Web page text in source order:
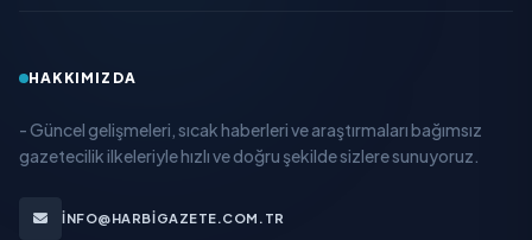
HAKKIMIZDA
- Güncel gelişmeleri, sıcak haberleri ve araştırmaları bağımsız
gazetecilik ilkeleriyle hızlı ve doğru şekilde sizlere sunuyoruz.
INFO@HARBIGAZETE.COM.TR